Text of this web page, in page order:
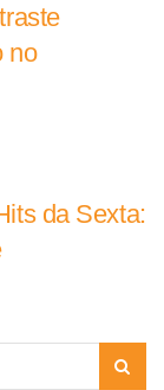
no
da Sexta: